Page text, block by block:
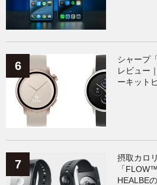
シャープ
レビュー
ーキット
摂取カロ
「
HEALBE